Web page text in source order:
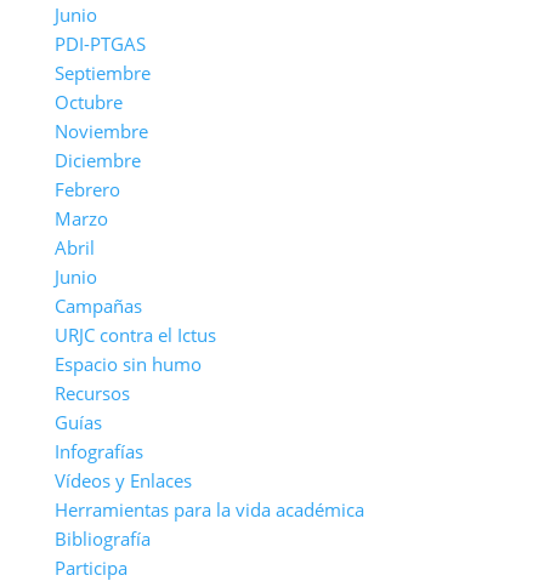
Junio
PDI-PTGAS
Septiembre
Octubre
Noviembre
Diciembre
Febrero
Marzo
Abril
Junio
Campañas
URJC contra el Ictus
Espacio sin humo
Recursos
Guías
Infografías
Vídeos y Enlaces
Herramientas para la vida académica
Bibliografía
Participa